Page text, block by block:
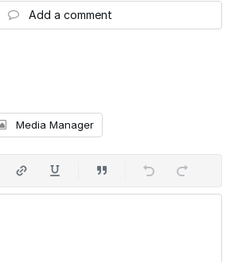
Add a comment
Media Manager